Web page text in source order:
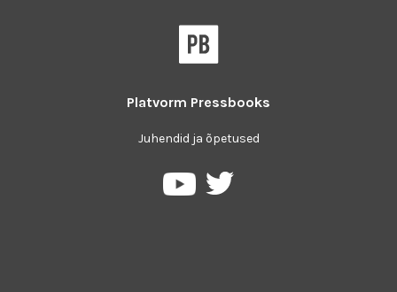
Platvorm Pressbooks
Juhendid ja õpetused
PressbooksPressbooks